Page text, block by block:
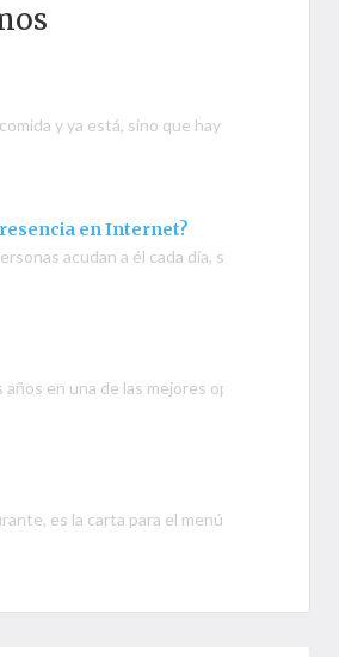
y ya está, sino que hay que
en Internet?
acudan a él cada día, sin embargo
en una de las mejores opciones
es la carta para el menú del día, ya